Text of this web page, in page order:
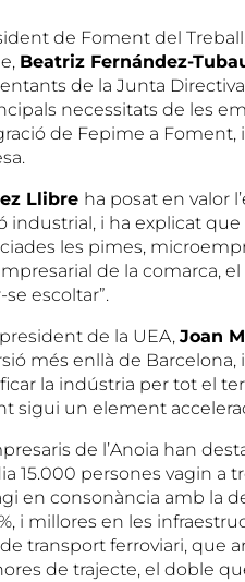
de Foment del
Beatriz Fernández-
de la Junta
necessitats de les
de Fepime a
Llibre ha posat en valor
industrial, i ha explicat
les pimes,
de la comarca,
se escoltar”.
de la UEA, Joan
més enllà de
la indústria per tot el
sigui un element
de l’Anoia han
15.000 persones vagin a
en consonància amb la
i millores en les
transport ferroviari, que
de trajecte, el doble